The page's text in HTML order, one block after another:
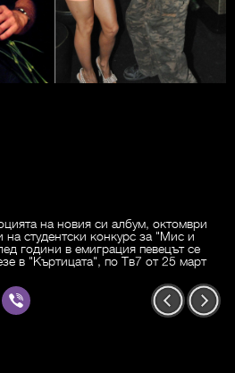
на новия си албум, октомври
студентски конкурс за "Мис и
години в емиграция певецът се
в "Къртицата", по Тв7 от 25 март